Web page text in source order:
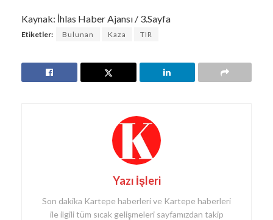
Kaynak: İhlas Haber Ajansı / 3.Sayfa
Etiketler: Bulunan Kaza TIR
Yazı İşleri
Son dakika Kartepe haberleri ve Kartepe haberleri
ile ilgili tüm sıcak gelişmeleri sayfamızdan takip